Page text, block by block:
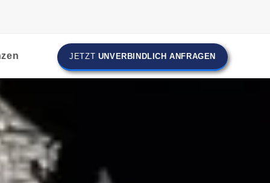
JETZT UNVERBINDLICH ANFRAGEN